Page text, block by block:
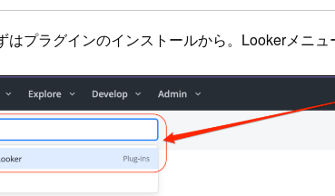
プラグインのインストールから。Lookerメニ